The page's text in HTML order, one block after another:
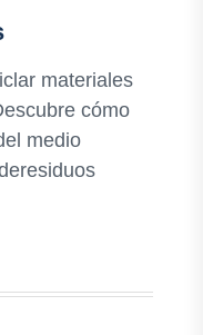
materiales
cómo
medio